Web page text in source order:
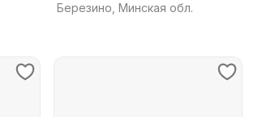
Березино, Минская обл.